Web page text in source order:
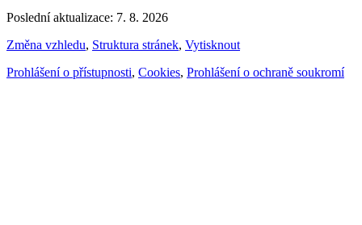
Poslední aktualizace: 7. 8. 2026
Změna vzhledu, Struktura stránek, Vytisknout
Prohlášení o přístupnosti, Cookies, Prohlášení o ochraně soukromí